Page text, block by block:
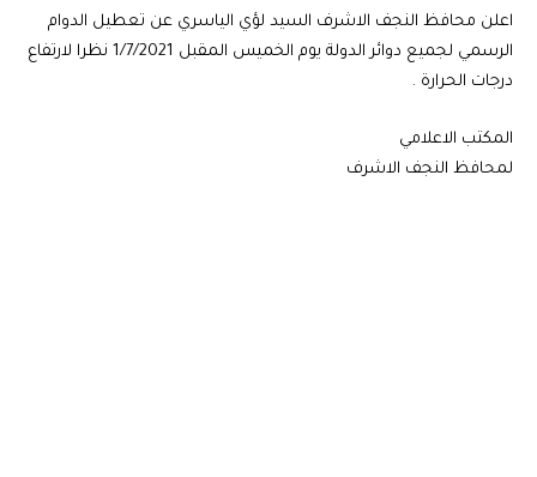
اعلن محافظ النجف الاشرف السيد لؤي الياسري عن تعطيل الدوام
الرسمي لجميع دوائر الدولة يوم الخميس المقبل 1/7/2021 نظرا لارتفاع
درجات الحرارة .
المكتب الاعلامي
لمحافظ النجف الاشرف